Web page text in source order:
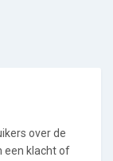
over de
een klacht of